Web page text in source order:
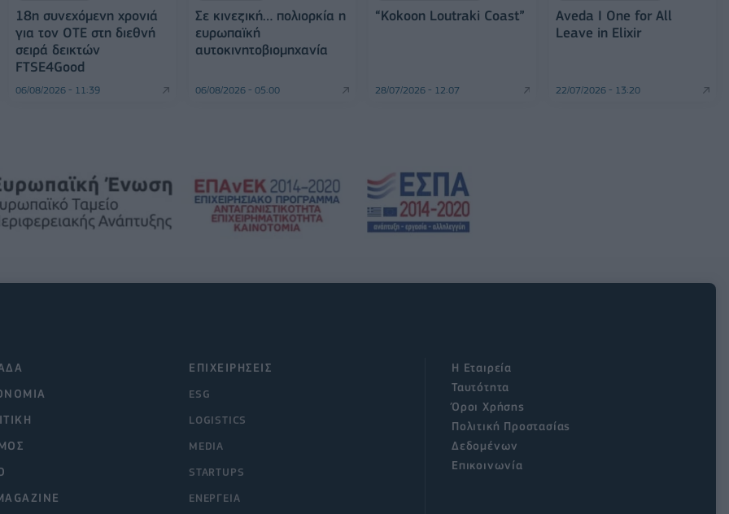
18η συνεχόμενη χρονιά
για τον ΟΤΕ στη διεθνή
σειρά δεικτών
FTSE4Good
06/08/2026 - 11:39
Σε κινεζική… πολιορκία η
ευρωπαϊκή
αυτοκινητοβιομηχανία
06/08/2026 - 05:00
“Kokoon Loutraki Coast”
28/07/2026 - 12:07
Aveda I One for All
Leave in Elixir
22/07/2026 - 13:20
ΕΠΙΧΕΙΡΗΣΕΙΣ
ESG
LOGISTICS
MEDIA
STARTUPS
ΕΝΕΡΓΕΙΑ
Η Εταιρεία
Ταυτότητα
Όροι Χρήσης
Πολιτική Προστασίας
Δεδομένων
Επικοινωνία